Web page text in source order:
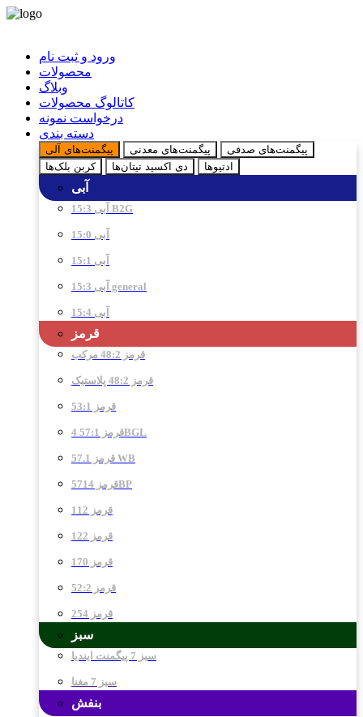
ورود و ثبت نام
محصولات
وبلاگ
کاتالوگ محصولات
درخواست نمونه
دسته بندی
پیگمنت‌های آلی پیگمنت‌های معدنی
پیگمنت‌های صدفی
کربن بلک‌ها
دی اکسید تیتان‌ها ادتیو‌ها
آبی
آبی 15:3 B2G
آبی 15:0
آبی 15:1
آبی 15:3 general
آبی 15:4
قرمز
قرمز 48:2 مرکب
قرمز 48:2 پلاستیک
قرمز 53:1
قرمز 57:1 4BGL
قرمز 57.1 WB
قرمز 5714BP
قرمز 112
قرمز 122
قرمز 170
قرمز 52:2
قرمز 254
سبز
سبز 7 پیگمنت ایندیا
سبز 7 مغنا
بنفش